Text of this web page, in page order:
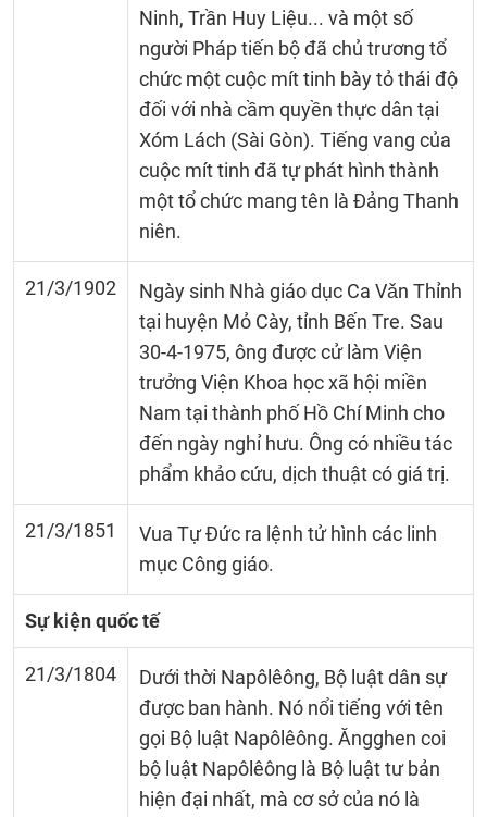
Ninh, Trần Huy Liệu... và một số
người Pháp tiến bộ đã chủ trương tổ
chức một cuộc mít tinh bày tỏ thái độ
đối với nhà cầm quyền thực dân tại
Xóm Lách (Sài Gòn). Tiếng vang của
cuộc mít tinh đã tự phát hình thành
một tổ chức mang tên là Đảng Thanh
niên.
21/3/1902
Ngày sinh Nhà giáo dục Ca Vǎn Thỉnh
tại huyện Mỏ Cày, tỉnh Bến Tre. Sau
30-4-1975, ông được cử làm Viện
trưởng Viện Khoa học xã hội miền
Nam tại thành phố Hồ Chí Minh cho
đến ngày nghỉ hưu. Ông có nhiều tác
phẩm khảo cứu, dịch thuật có giá trị.
21/3/1851
Vua Tự Đức ra lệnh tử hình các linh
mục Công giáo.
Sự kiện quốc tế
21/3/1804
Dưới thời Napôlêông, Bộ luật dân sự
được ban hành. Nó nổi tiếng với tên
gọi Bộ luật Napôlêông. Ăngghen coi
bộ luật Napôlêông là Bộ luật tư bản
hiện đại nhất, mà cơ sở của nó là